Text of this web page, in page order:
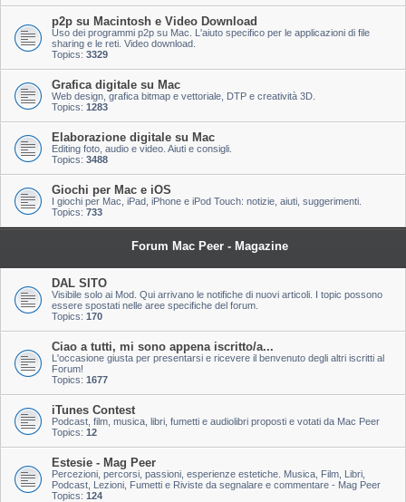
p2p su Macintosh e Video Download
Uso dei programmi p2p su Mac. L'aiuto specifico per le applicazioni di file
sharing e le reti. Video download.
Topics: 3329
Grafica digitale su Mac
Web design, grafica bitmap e vettoriale, DTP e creatività 3D.
Topics: 1283
Elaborazione digitale su Mac
Editing foto, audio e video. Aiuti e consigli.
Topics: 3488
Giochi per Mac e iOS
I giochi per Mac, iPad, iPhone e iPod Touch: notizie, aiuti, suggerimenti.
Topics: 733
Forum Mac Peer - Magazine
DAL SITO
Visibile solo ai Mod. Qui arrivano le notifiche di nuovi articoli. I topic possono
essere spostati nelle aree specifiche del forum.
Topics: 170
Ciao a tutti, mi sono appena iscritto/a...
L'occasione giusta per presentarsi e ricevere il benvenuto degli altri iscritti al
Forum!
Topics: 1677
iTunes Contest
Podcast, film, musica, libri, fumetti e audiolibri proposti e votati da Mac Peer
Topics: 12
Estesie - Mag Peer
Percezioni, percorsi, passioni, esperienze estetiche. Musica, Film, Libri,
Podcast, Lezioni, Fumetti e Riviste da segnalare e commentare - Mag Peer
Topics: 124